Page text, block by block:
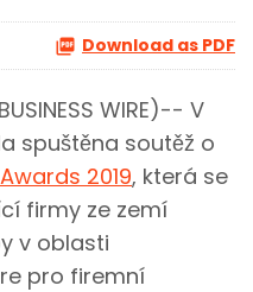
Download as PDF
WIRE)-- V
spuštěna soutěž o
2019, která se
firmy ze zemí
v oblasti
pro firemní